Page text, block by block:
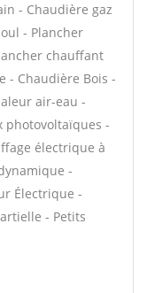
- Chaudière gaz
- Plancher
chauffant
- Chaudière Bois -
air-eau -
photovoltaïques -
électrique à
-
Électrique -
- Petits